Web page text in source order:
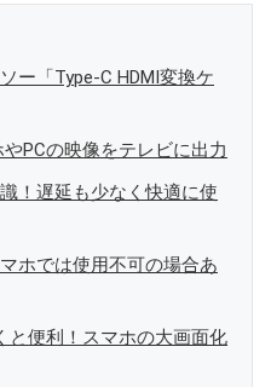
ー「Type-C HDMI変換ケ
PCの映像をテレビに出力
！遅延も少なく快適に使
ホでは使用不可の場合あ
と便利！スマホの大画面化